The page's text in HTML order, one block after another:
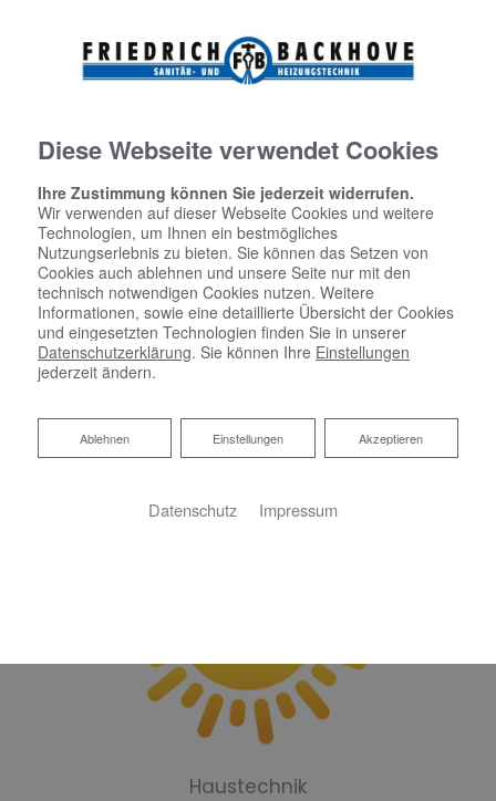
KOMPETENTE BERATUNG
UND PLANUNG FÜR IHR BAD
Haustechnik
Diese Webseite verwendet Cookies
Ihre Zustimmung können Sie jederzeit widerrufen.
Wir verwenden auf dieser Webseite Cookies und weitere
Technologien, um Ihnen ein bestmögliches
Nutzungserlebnis zu bieten. Sie können das Setzen von
Cookies auch ablehnen und unsere Seite nur mit den
technisch notwendigen Cookies nutzen. Weitere
Informationen, sowie eine detaillierte Übersicht der Cookies
und eingesetzten Technologien finden Sie in unserer
Datenschutzerklärung. Sie können Ihre Einstellungen
jederzeit ändern.
Akzeptieren
Einstellungen
Ablehnen
Ablehnen
Datenschutz Impressum